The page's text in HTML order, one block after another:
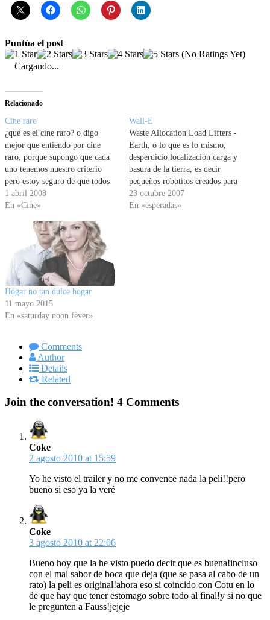
Puntúa el post
(No Ratings Yet)
Cargando...
Relacionado
Cine raro
¿qué es el cine raro? o digo
mejor que entiendo por cine
raro, porque supongo que cada
uno tenemos nuestro criterio
pero estoy seguro de que todos
podríamos decir jope que
película tan rara. Pues nada yo
de pelo. Una película que te
tiene un…
1 abril 2008
En «Cine»
Wall-E
Waste Allocation Load Lifters -
Earth, o lo que es lo mismo,
desperdicio localización carga y
basura de la tierra, es decir
pequeños robotitos creados para
limpiar el planeta tierra en el
año 2700. Y es que para Pixar
23 octubre 2007
En «esperadas»
Hogar no tan dulce hogar
11 mayo 2015
En «saturday noon fever»
Comments
Author
Details
Related
Join the conversation! 4 Comments
Coke
2 agosto 2010 at 15:59
Yo he visto el trailer y no me convence nada la peli!!pero
bueno si eso ya la veré
Coke
3 agosto 2010 at 22:06
Bueno hoy que la he visto puedo decir que es buena!incluso
con el mal sabor de boca que deja (que se pasa al cabo de un
rato) la peli es original!ahora eso si coincido con Cotu en lo
de que hay que tener estomago sobre todo al final!y si no que
le pregunten a Fauss!jejeje